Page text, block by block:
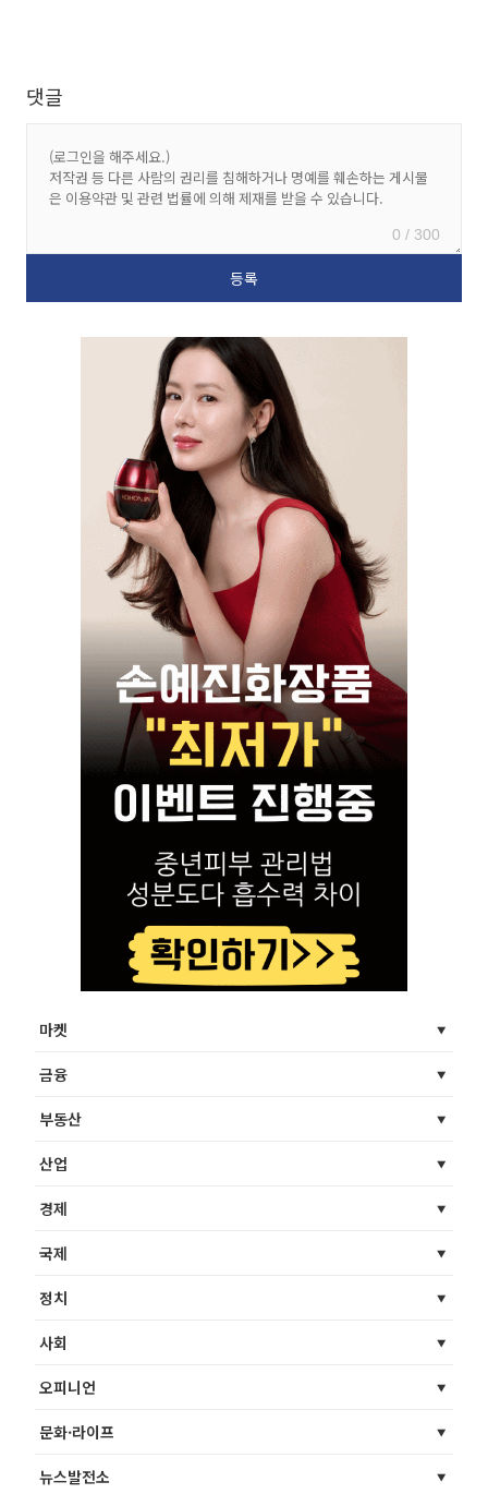
댓글
0 / 300
마켓
금융
부동산
산업
경제
국제
정치
사회
오피니언
문화·라이프
뉴스발전소